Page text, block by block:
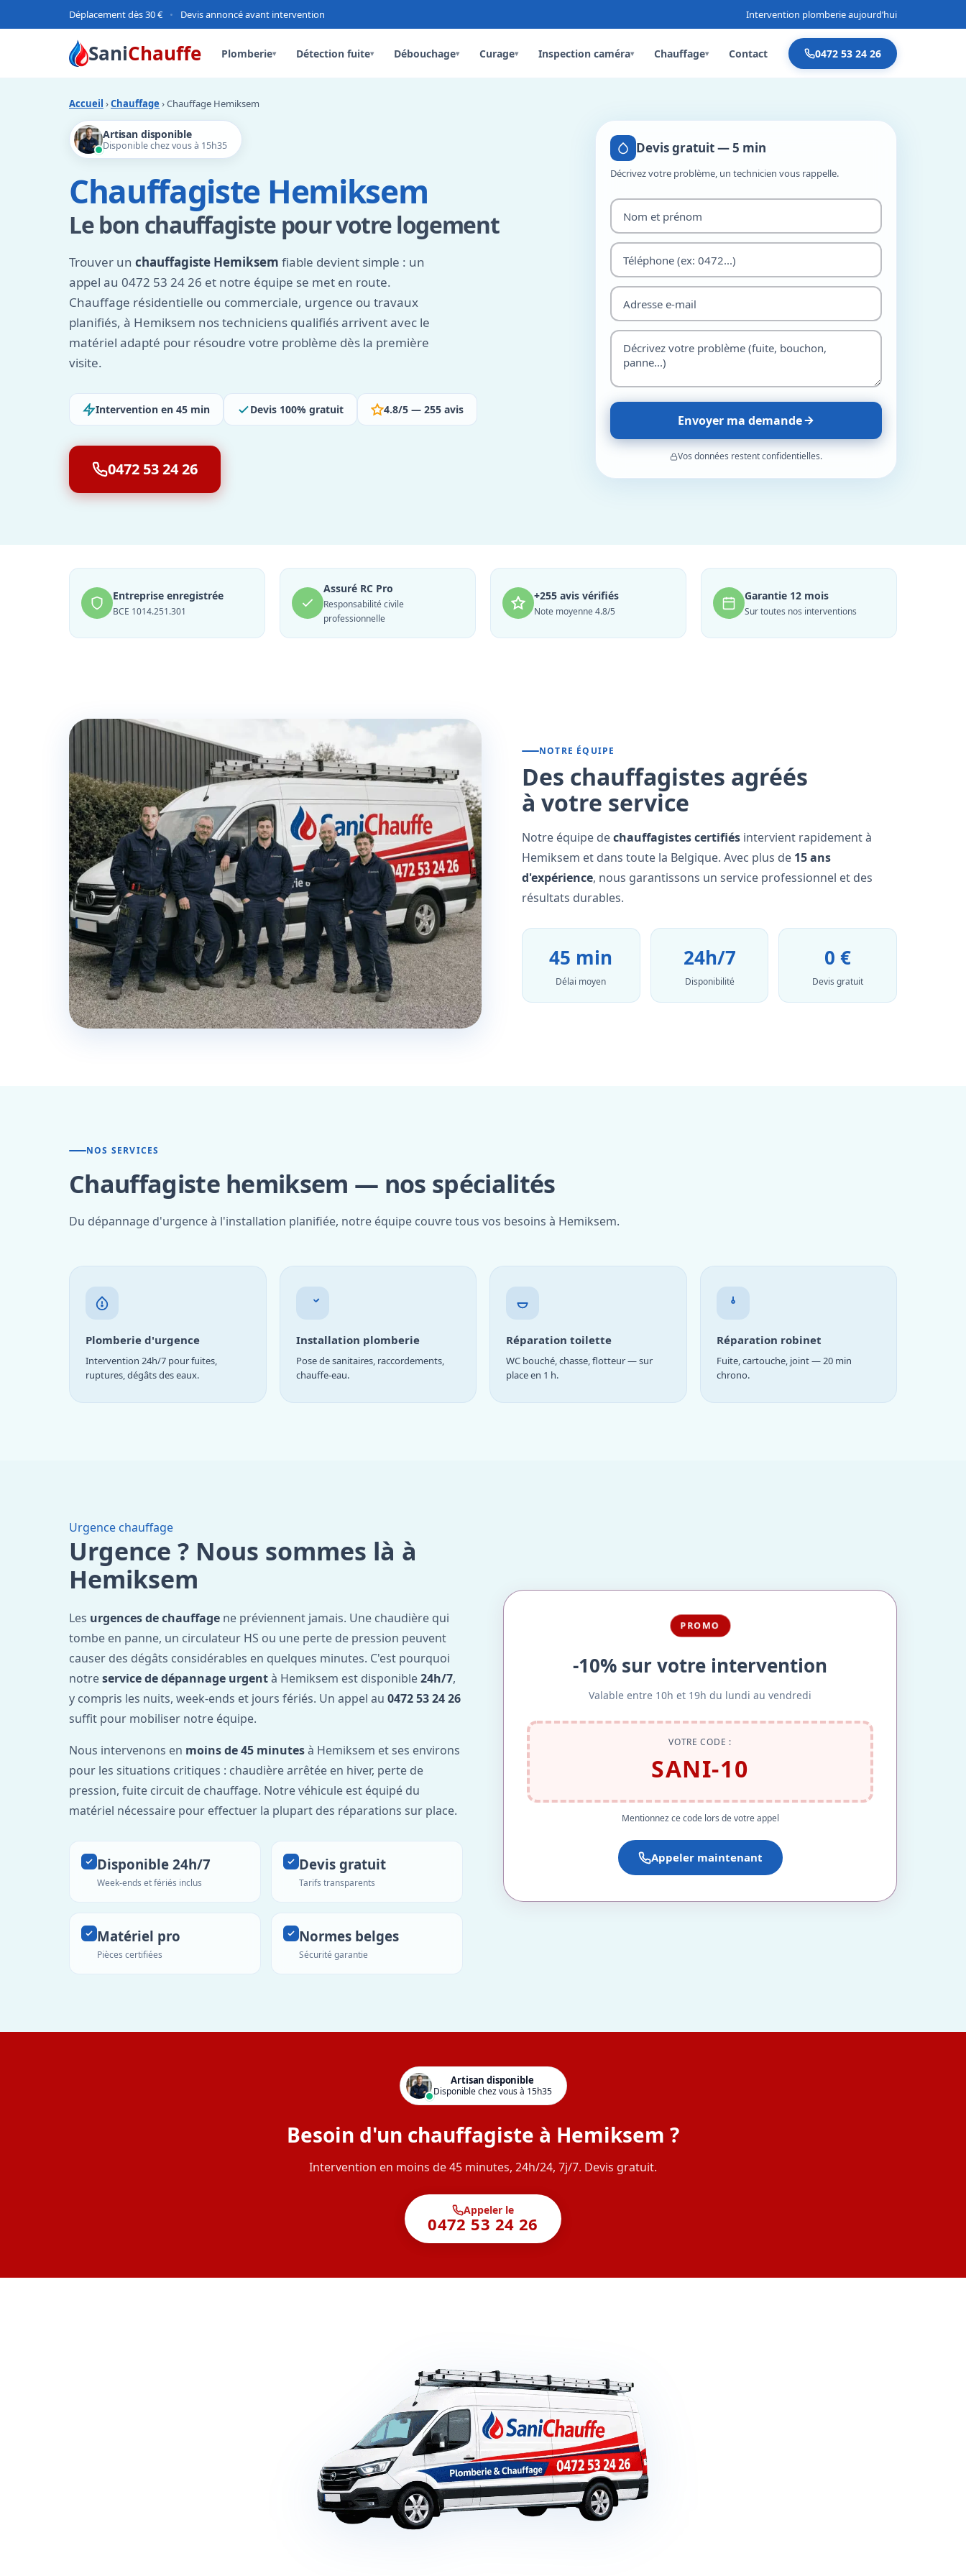
Déplacement dès 30 € • Devis annoncé avant intervention Intervention plomberie aujourd’hui
SaniChauffe Plomberie▾ Détection fuite▾ Débouchage▾ Curage▾ Inspection caméra▾ Chauffage▾ Contact 0472 53 24 26
Accueil ›Chauffage › Chauffage Hemiksem
Artisan disponible
Disponible chez vous à 15h35
Chauffagiste Hemiksem
Le bon chauffagiste pour votre logement
Trouver un chauffagiste Hemiksem fiable devient simple : un
appel au 0472 53 24 26 et notre équipe se met en route.
Chauffage résidentielle ou commerciale, urgence ou travaux
planifiés, à Hemiksem nos techniciens qualifiés arrivent avec le
matériel adapté pour résoudre votre problème dès la première
visite.
Intervention en 45 min Devis 100% gratuit 4.8/5 — 255 avis
0472 53 24 26
Devis gratuit — 5 min
Décrivez votre problème, un technicien vous rappelle.
Envoyer ma demande
Vos données restent confidentielles.
Entreprise enregistrée
BCE 1014.251.301
Assuré RC Pro
Responsabilité civile
professionnelle
+255 avis vérifiés
Note moyenne 4.8/5
Garantie 12 mois
Sur toutes nos interventions
NOTRE ÉQUIPE
Des chauffagistes agréés
à votre service
Notre équipe dechauffagistes certifiés intervient rapidement à
Hemiksem et dans toute la Belgique. Avec plus de 15 ans
d'expérience, nous garantissons un service professionnel et des
résultats durables.
45 min
Délai moyen
24h/7
Disponibilité
0 €
Devis gratuit
NOS SERVICES
Chauffagiste hemiksem — nos spécialités
Du dépannage d'urgence à l'installation planifiée, notre équipe couvre tous vos besoins à Hemiksem.
Plomberie d'urgence
Intervention 24h/7 pour fuites,
ruptures, dégâts des eaux.
Installation plomberie
Pose de sanitaires, raccordements,
chauffe-eau.
Réparation toilette
WC bouché, chasse, flotteur — sur
place en 1 h.
Réparation robinet
Fuite, cartouche, joint — 20 min
chrono.
Urgence chauffage
Urgence ? Nous sommes là à
Hemiksem
Les urgences de chauffage ne préviennent jamais. Une chaudière qui
tombe en panne, un circulateur HS ou une perte de pression peuvent
causer des dégâts considérables en quelques minutes. C'est pourquoi
notreservice de dépannage urgentà Hemiksem est disponible24h/7,
y compris les nuits, week-ends et jours fériés. Un appel au 0472 53 24 26
suffit pour mobiliser notre équipe.
Nous intervenons en moins de 45 minutesà Hemiksem et ses environs
pour les situations critiques : chaudière arrêtée en hiver, perte de
pression, fuite circuit de chauffage. Notre véhicule est équipé du
matériel nécessaire pour effectuer la plupart des réparations sur place.
Disponible 24h/7
Week-ends et fériés inclus
Devis gratuit
Tarifs transparents
Matériel pro
Pièces certifiées
Normes belges
Sécurité garantie
PROMO
-10% sur votre intervention
Valable entre 10h et 19h du lundi au vendredi
VOTRE CODE :
SANI-10
Mentionnez ce code lors de votre appel
Appeler maintenant
Artisan disponible
Disponible chez vous à 15h35
Besoin d'un chauffagiste à Hemiksem ?
Intervention en moins de 45 minutes, 24h/24, 7j/7. Devis gratuit.
Appeler le
0472 53 24 26